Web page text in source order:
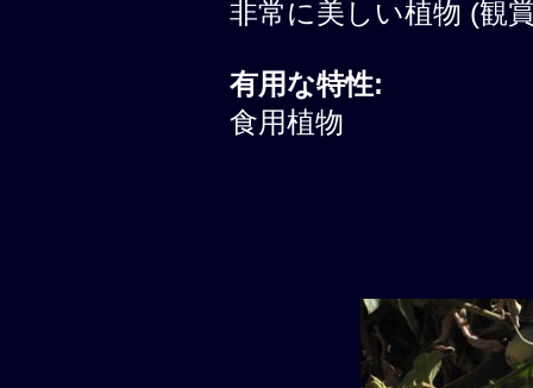
非常に美しい植物 (観
有用な特性:
食用植物